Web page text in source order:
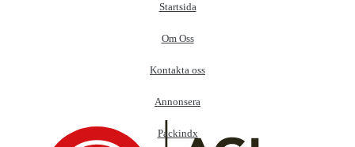
Startsida
Om Oss
Kontakta oss
Annonsera
Packindx